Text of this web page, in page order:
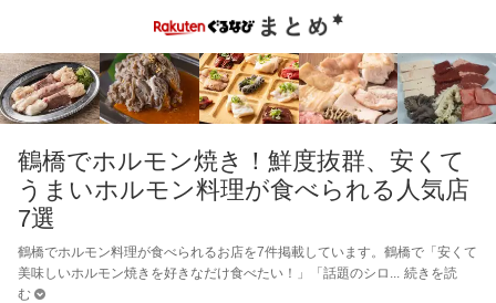
鶴橋でホルモン焼き！鮮度抜群、安くて
うまいホルモン料理が食べられる人気店
7選
鶴橋でホルモン料理が食べられるお店を7件掲載しています。鶴橋で「安くて
美味しいホルモン焼きを好きなだけ食べたい！」「話題のシロ
続きを読
む